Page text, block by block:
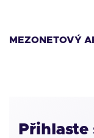
MEZONETOVÝ